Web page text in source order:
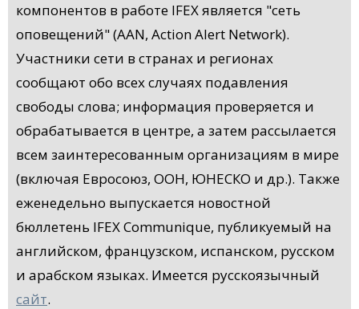
компонентов в работе IFEX является "сеть
оповещений" (AAN, Action Alert Network).
Участники сети в странах и регионах
сообщают обо всех случаях подавления
свободы слова; информация проверяется и
обрабатывается в центре, а затем рассылается
всем заинтересованным организациям в мире
(включая Евросоюз, ООН, ЮНЕСКО и др.). Также
еженедельно выпускается новостной
бюллетень IFEX Communiquе, публикуемый на
английском, французском, испанском, русском
и арабском языках. Имеется русскоязычный
сайт.